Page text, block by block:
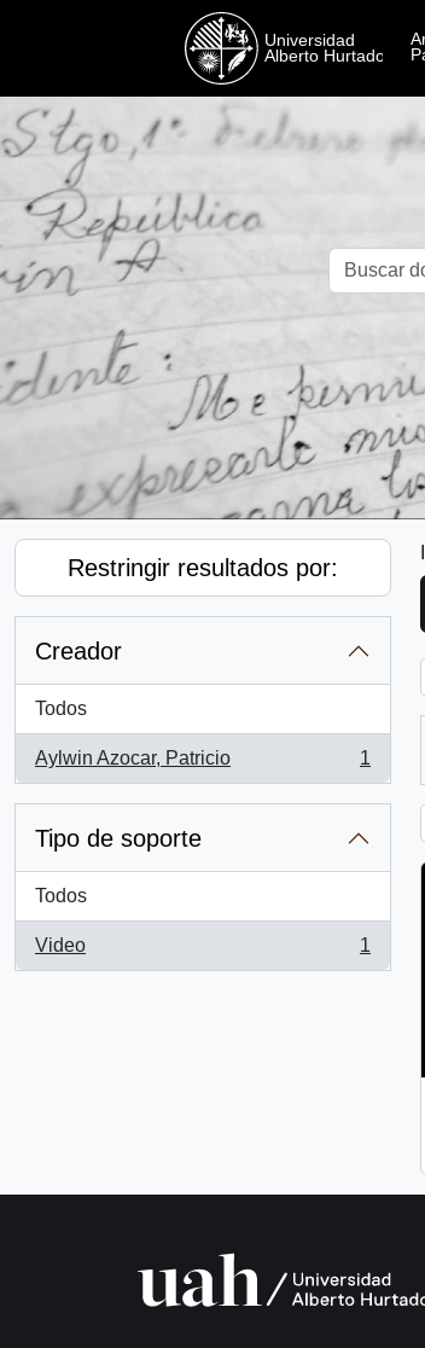
Restringir resultados por:
Creador
Todos
Aylwin Azocar, Patricio
, 1 resultados
1
Tipo de soporte
Todos
Video
, 1 resultados
1